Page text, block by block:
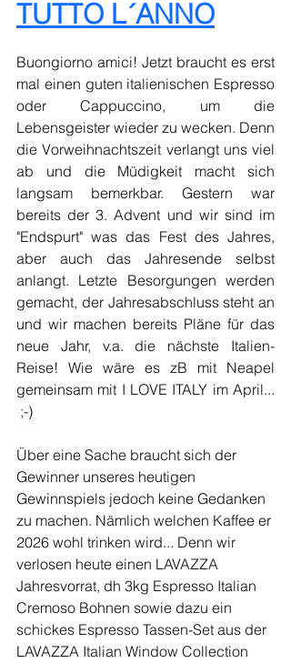
TUTTO L´ANNO
Buongiorno amici! Jetzt braucht es erst
mal einen guten italienischen Espresso
oder Cappuccino, um die
Lebensgeister wieder zu wecken. Denn
die Vorweihnachtszeit verlangt uns viel
ab und die Müdigkeit macht sich
langsam bemerkbar. Gestern war
bereits der 3. Advent und wir sind im
"Endspurt" was das Fest des Jahres,
aber auch das Jahresende selbst
anlangt. Letzte Besorgungen werden
gemacht, der Jahresabschluss steht an
und wir machen bereits Pläne für das
neue Jahr, v.a. die nächste Italien-
Reise! Wie wäre es zB mit Neapel
gemeinsam mit I LOVE ITALY im April...
;-)
Über eine Sache braucht sich der
Gewinner unseres heutigen
Gewinnspiels jedoch keine Gedanken
zu machen. Nämlich welchen Kaffee er
2026 wohl trinken wird... Denn wir
verlosen heute einen LAVAZZA
Jahresvorrat, dh 3kg Espresso Italian
Cremoso Bohnen sowie dazu ein
schickes Espresso Tassen-Set aus der
LAVAZZA Italian Window Collection